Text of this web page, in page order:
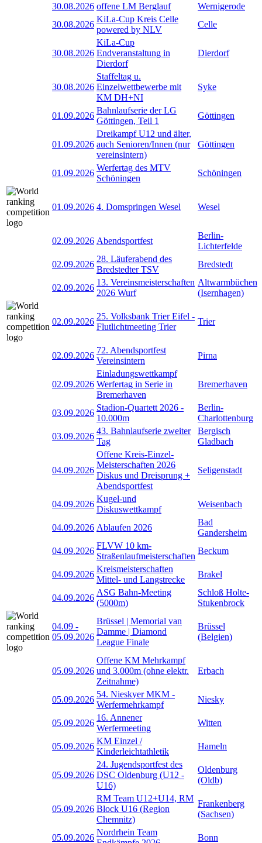
30.08.2026 offene LM Berglauf
Wernigerode
30.08.2026
KiLa-Cup Kreis Celle
powered by NLV
Celle
30.08.2026
KiLa-Cup
Endveranstaltung in
Dierdorf
Dierdorf
30.08.2026
Staffeltag u.
Einzelwettbewerbe mit
KM DH+NI
Syke
01.09.2026
Bahnlaufserie der LG
Göttingen, Teil 1
Göttingen
01.09.2026
Dreikampf U12 und älter,
auch Senioren/Innen (nur
vereinsintern)
Göttingen
01.09.2026
Werfertag des MTV
Schöningen
Schöningen
01.09.2026 4. Domspringen Wesel Wesel
02.09.2026 Abendsportfest
Berlin-
Lichterfelde
02.09.2026
28. Läuferabend des
Bredstedter TSV
Bredstedt
02.09.2026
13. Vereinsmeisterschaften
2026 Wurf
Altwarmbüchen
(Isernhagen)
02.09.2026
25. Volksbank Trier Eifel -
Flutlichtmeeting Trier
Trier
02.09.2026
72. Abendsportfest
Vereinsintern
Pirna
02.09.2026
Einladungswettkampf
Werfertag in Serie in
Bremerhaven
Bremerhaven
03.09.2026
Stadion-Quartett 2026 -
10.000m
Berlin-
Charlottenburg
03.09.2026
43. Bahnlaufserie zweiter
Tag
Bergisch
Gladbach
04.09.2026
Offene Kreis-Einzel-
Meisterschaften 2026
Diskus und Dreisprung +
Abendsportfest
Seligenstadt
04.09.2026
Kugel-und
Diskuswettkampf
Weisenbach
04.09.2026 Ablaufen 2026
Bad
Gandersheim
04.09.2026
FLVW 10 km-
Straßenlaufmeisterschaften
Beckum
04.09.2026
Kreismeisterschaften
Mittel- und Langstrecke
Brakel
04.09.2026
ASG Bahn-Meeting
(5000m)
Schloß Holte-
Stukenbrock
04.09 -
05.09.2026
Brüssel | Memorial van
Damme | Diamond
League Finale
Brüssel
(Belgien)
05.09.2026
Offene KM Mehrkampf
und 3.000m (ohne elektr.
Zeitnahme)
Erbach
05.09.2026
54. Nieskyer MKM -
Werfermehrkampf
Niesky
05.09.2026
16. Annener
Werfermeeting
Witten
05.09.2026
KM Einzel /
Kinderleichtathletik
Hameln
05.09.2026
24. Jugendsportfest des
DSC Oldenburg (U12 -
U16)
Oldenburg
(Oldb)
05.09.2026
RM Team U12+U14, RM
Block U16 (Region
Chemnitz)
Frankenberg
(Sachsen)
05.09.2026
Nordrhein Team
Bonn